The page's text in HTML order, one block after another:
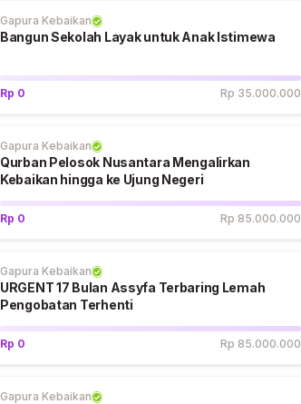
Gapura Kebaikan
Bangun Sekolah Layak untuk Anak Istimewa
Rp 0 Rp 35.000.000
Gapura Kebaikan
Qurban Pelosok Nusantara Mengalirkan
Kebaikan hingga ke Ujung Negeri
Rp 0 Rp 85.000.000
Gapura Kebaikan
URGENT 17 Bulan Assyfa Terbaring Lemah
Pengobatan Terhenti
Rp 0 Rp 85.000.000
Gapura Kebaikan